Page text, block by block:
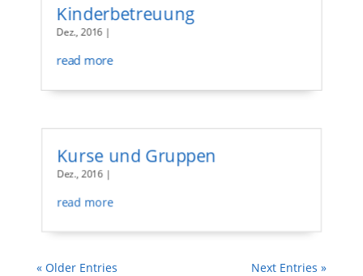
Kinderbetreuung
Dez., 2016|
read more
Kurse und Gruppen
Dez., 2016 |
read more
« Older Entries Next Entries »